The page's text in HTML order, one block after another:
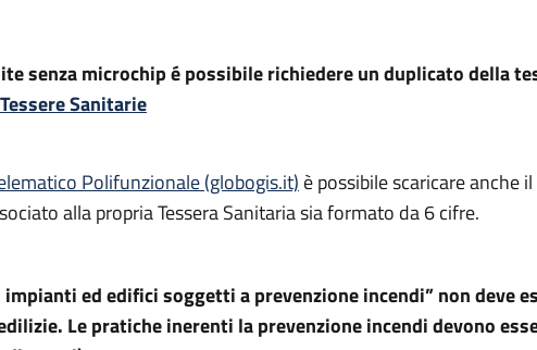
senza microchip é possibile richiedere un duplicato della
Tessere Sanitarie
Polifunzionale (globogis.it) è possibile scaricare anche
alla propria Tessera Sanitaria sia formato da 6 cifre.
ed edifici soggetti a prevenzione incendi” non deve
Le pratiche inerenti la prevenzione incendi devono